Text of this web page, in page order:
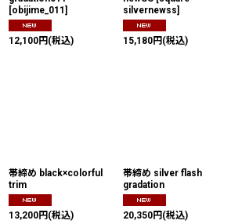
[obijime_011]
12,100円 (税込)
silvernewss]
15,180円 (税込)
帯締め black×colorful
trim
13,200円 (税込)
帯締め silver flash
gradation
20,350円 (税込)